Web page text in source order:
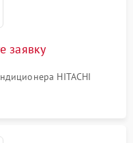
заявку
HITACHI